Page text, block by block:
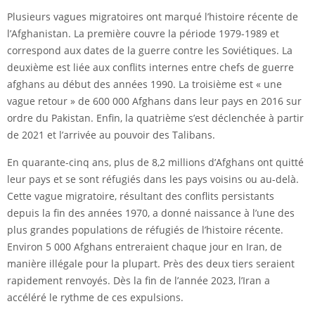
Plusieurs vagues migratoires ont marqué l’histoire récente de
l’Afghanistan. La première couvre la période 1979-1989 et
correspond aux dates de la guerre contre les Soviétiques. La
deuxième est liée aux conflits internes entre chefs de guerre
afghans au début des années 1990. La troisième est « une
vague retour » de 600 000 Afghans dans leur pays en 2016 sur
ordre du Pakistan. Enfin, la quatrième s’est déclenchée à partir
de 2021 et l’arrivée au pouvoir des Talibans.
En quarante-cinq ans, plus de 8,2 millions d’Afghans ont quitté
leur pays et se sont réfugiés dans les pays voisins ou au-delà.
Cette vague migratoire, résultant des conflits persistants
depuis la fin des années 1970, a donné naissance à l’une des
plus grandes populations de réfugiés de l’histoire récente.
Environ 5 000 Afghans entreraient chaque jour en Iran, de
manière illégale pour la plupart. Près des deux tiers seraient
rapidement renvoyés. Dès la fin de l’année 2023, l’Iran a
accéléré le rythme de ces expulsions.